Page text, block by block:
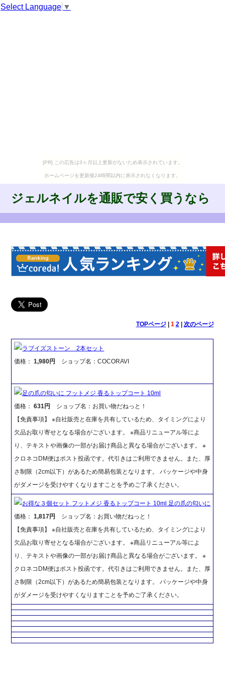
Select Language ▼
[PR] この広告は3ヶ月以上更新がないため表示されています。
ホームページを更新後24時間以内に表示されなくなります。
ジェルネイルを通販で安く買うなら
TOPページ| 1 2| 次のページ
ラブイズストーン 2本セット
価格：1,980円 ショップ名：COCORAVI
足の爪の匂いに フットメジ 香るトップコート 10ml
価格：631円
ショップ名：お買い物だねっと！
【免責事項】 ※自社販売と在庫を共有しているため、タイミングにより
欠品お取り寄せとなる場合がございます。 ※商品リニューアル等によ
り、テキストや画像の一部がお届け商品と異なる場合がございます。 ※
クロネコDM便はポスト投函です。代引きはご利用できません。また、厚
さ制限（2cm以下）があるため簡易包装となります。 パッケージや中身
がダメージを受けやすくなりますことを予めご了承ください。
お得な３個セット フットメジ 香るトップコート 10ml 足の爪の匂いに
価格：1,817円
ショップ名：お買い物だねっと！
【免責事項】 ※自社販売と在庫を共有しているため、タイミングにより
欠品お取り寄せとなる場合がございます。 ※商品リニューアル等によ
り、テキストや画像の一部がお届け商品と異なる場合がございます。 ※
クロネコDM便はポスト投函です。代引きはご利用できません。また、厚
さ制限（2cm以下）があるため簡易包装となります。 パッケージや中身
がダメージを受けやすくなりますことを予めご了承ください。